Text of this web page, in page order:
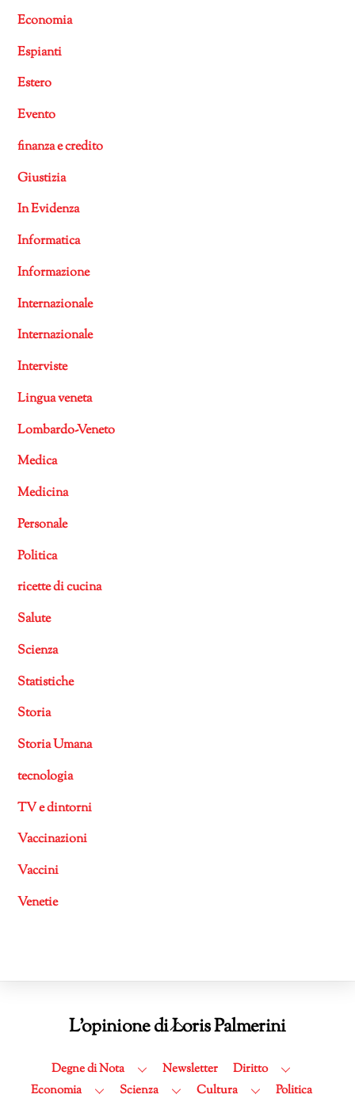
Economia
Espianti
Estero
Evento
finanza e credito
Giustizia
In Evidenza
Informatica
Informazione
Internazionale
Internazionale
Interviste
Lingua veneta
Lombardo-Veneto
Medica
Medicina
Personale
Politica
ricette di cucina
Salute
Scienza
Statistiche
Storia
Storia Umana
tecnologia
TV e dintorni
Vaccinazioni
Vaccini
Venetie
Back
Top
L'opinione di Loris Palmerini
Degne di Nota Newsletter
Diritto
Economia
Scienza Cultura Politica